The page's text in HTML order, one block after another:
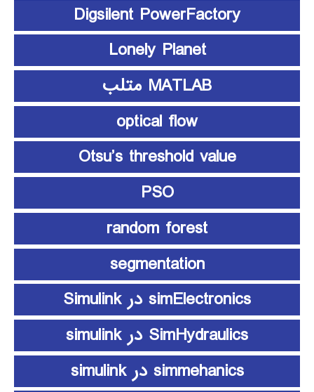
Digsilent PowerFactory
Lonely Planet
MATLAB متلب
optical flow
Otsu’s threshold value
PSO
random forest
segmentation
simElectronics در Simulink
SimHydraulics در simulink
simmehanics در simulink